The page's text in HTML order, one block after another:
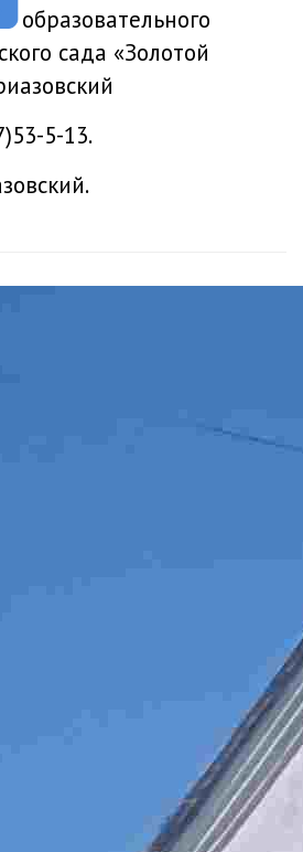
образовательного
сада «Золотой
5-13.